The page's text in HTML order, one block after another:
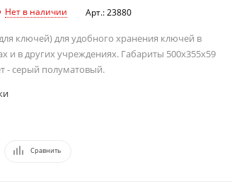
Нет в наличии Арт.: 23880
ключей) для удобного хранения ключей в
и в других учреждениях. Габариты 500х355х59
- серый полуматовый.
Сравнить